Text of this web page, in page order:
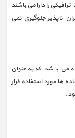
را دارا می باشند
ناپذیر جلوگیری نمی
می باشد که به عنوان
ها مورد استفاده قرار